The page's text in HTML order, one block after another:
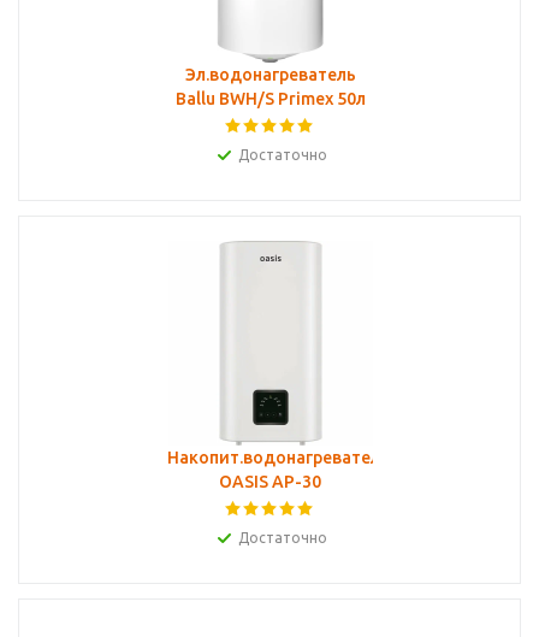
Эл.водонагреватель
Ballu BWH/S Primex 50л
Достаточно
Накопит.водонагреватель
OASIS AP-30
Достаточно